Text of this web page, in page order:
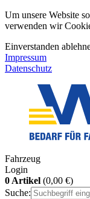
Um unsere Website
verwenden wir
Einverstanden
Impressum
Datenschutz
Fahrzeug
Login
0 Artikel (0,00 €)
Suche: